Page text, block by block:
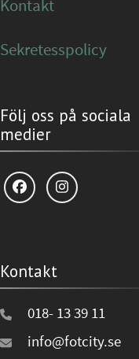
Kontakt
Sekretesspolicy
Följ oss på sociala
medier
Kontakt
018- 13 39 11
info@fotcity.se